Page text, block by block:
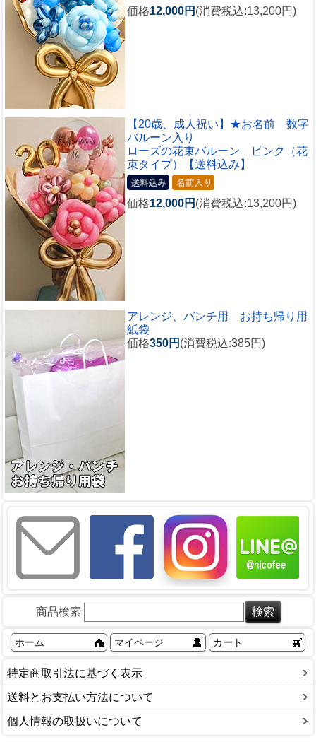
価格12,000円 (消費税込:13,200円)
【20歳、成人祝い】★お名前 数字
バルーン入り
ローズの花束バルーン ピンク（花
束タイプ）【送料込み】
価格12,000円 (消費税込:13,200円)
アレンジ、バンチ用 お持ち帰り用
紙袋
価格350円 (消費税込:385円)
商品検索
ホーム マイページ カート
特定商取引法に基づく表示
送料とお支払い方法について
個人情報の取扱いについて